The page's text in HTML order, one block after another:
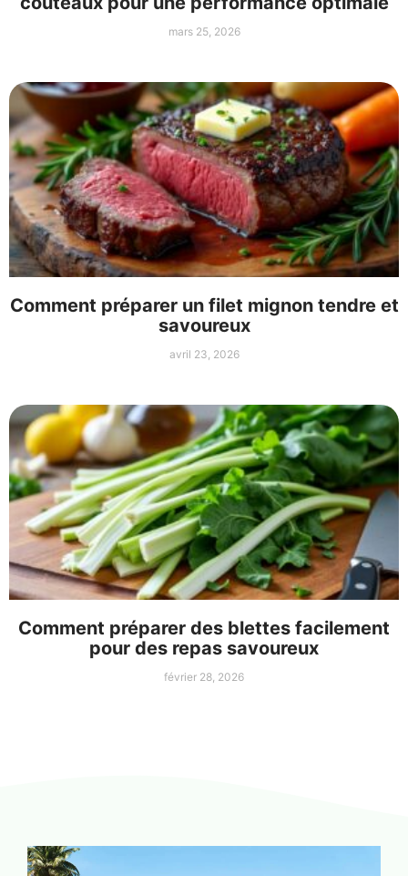
mars 25, 2026
Comment préparer un filet mignon tendre et
savoureux
avril 23, 2026
Comment préparer des blettes facilement
pour des repas savoureux
février 28, 2026